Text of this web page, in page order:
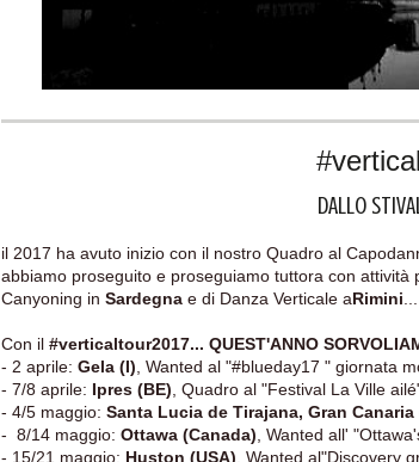
DALLO
il 2017 ha avuto inizio con il nostro Quadro al
abbiamo proseguito e proseguiamo tuttora con
Canyoning in Sardegna e di Danza Verticale aRimini
Con il #verticaltour2017... QUEST'ANNO
- 2 aprile: Gela (I) , Wanted al "#blueday17 " giornata
- 7/8 aprile: Ipres (BE) , Quadro al "Festival La Ville
- 4/5 maggio: Santa Lucia de Tirajana, Gran Canaria
- 8/14 maggio: Ottawa (Canada) , Wanted all'
- 15/21 maggio: Huston (USA) , Wanted al"Discovery